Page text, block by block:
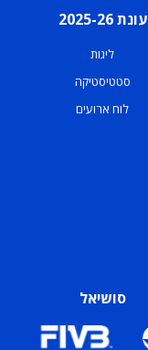
עונת 2025-26
ליגות
סטטיסטיקה
לוח ארועים
סושיאל